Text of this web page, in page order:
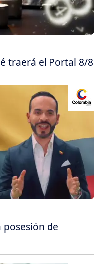
traerá el Portal 8/8
posesión de